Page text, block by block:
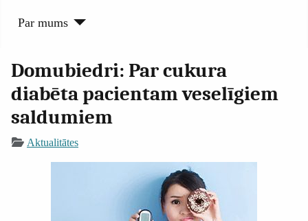
Par mums
Domubiedri: Par cukura
diabēta pacientam veselīgiem
saldumiem
Aktualitātes